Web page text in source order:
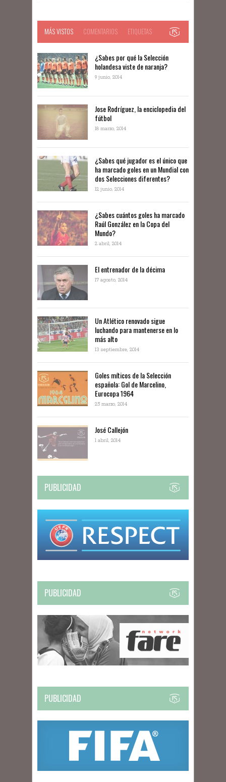
MÁS VISTOS COMENTARIOS ETIQUETAS
​¿Sabes por qué la Selección
holandesa viste de naranja?
9 junio, 2014
Jose Rodríguez, la enciclopedia del
fútbol
18 marzo, 2014
¿Sabes qué jugador es el único que
ha marcado goles en un Mundial con
dos Selecciones diferentes?
12 junio, 2014
¿Sabes cuántos goles ha marcado
Raúl González en la Copa del
Mundo?
2 abril, 2014
El entrenador de la décima
17 agosto, 2014
Un Atlético renovado sigue
luchando para mantenerse en lo
más alto
13 septiembre, 2014
Goles míticos de la Selección
española: Gol de Marcelino,
Eurocopa 1964
25 marzo, 2014
José Callejón
1 abril, 2014
PUBLICIDAD
PUBLICIDAD
PUBLICIDAD